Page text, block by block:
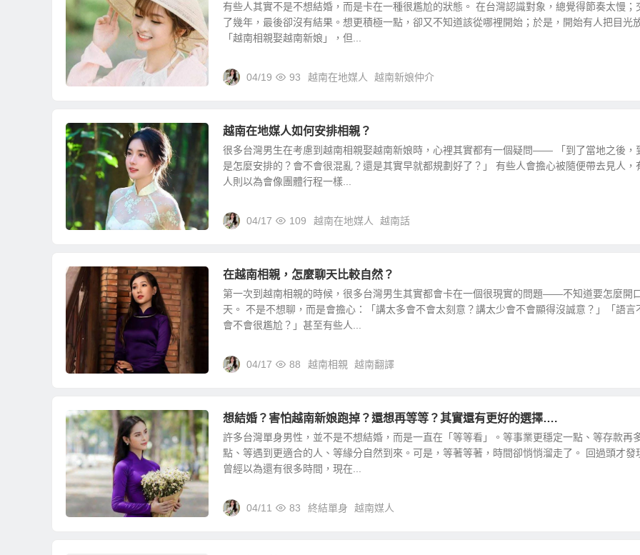
有些人其實不是不想結婚，而是卡在一種很尷尬的狀態。 在台灣認識對象，總覺得節奏太慢；
了幾年，最後卻沒有結果。想更積極一點，卻又不知道該從哪裡開始；於是，開始有人把目光
「越南相親娶越南新娘」，但...
04/19 93 越南在地媒人 越南新娘仲介
越南在地媒人如何安排相親？
很多台灣男生在考慮到越南相親娶越南新娘時，心裡其實都有一個疑問—— 「到了當地之後，
是怎麼安排的？會不會很混亂？還是其實早就都規劃好了？」 有些人會擔心被隨便帶去見人，
人則以為會像團體行程一樣...
04/17 109 越南在地媒人 越南話
在越南相親，怎麼聊天比較自然？
第一次到越南相親的時候，很多台灣男生其實都會卡在一個很現實的問題——不知道要怎麼開
天。 不是不想聊，而是會擔心：「講太多會不會太刻意？講太少會不會顯得沒誠意？」「語言
會不會很尷尬？」甚至有些人...
04/17 88 越南相親 越南翻譯
想結婚？害怕越南新娘跑掉？還想再等等？其實還有更好的選擇….
許多台灣單身男性，並不是不想結婚，而是一直在「等等看」。等事業更穩定一點、等存款再
點、等遇到更適合的人、等緣分自然到來。可是，等著等著，時間卻悄悄溜走了。 回過頭才發
曾經以為還有很多時間，現在...
04/11 83 終結單身 越南媒人